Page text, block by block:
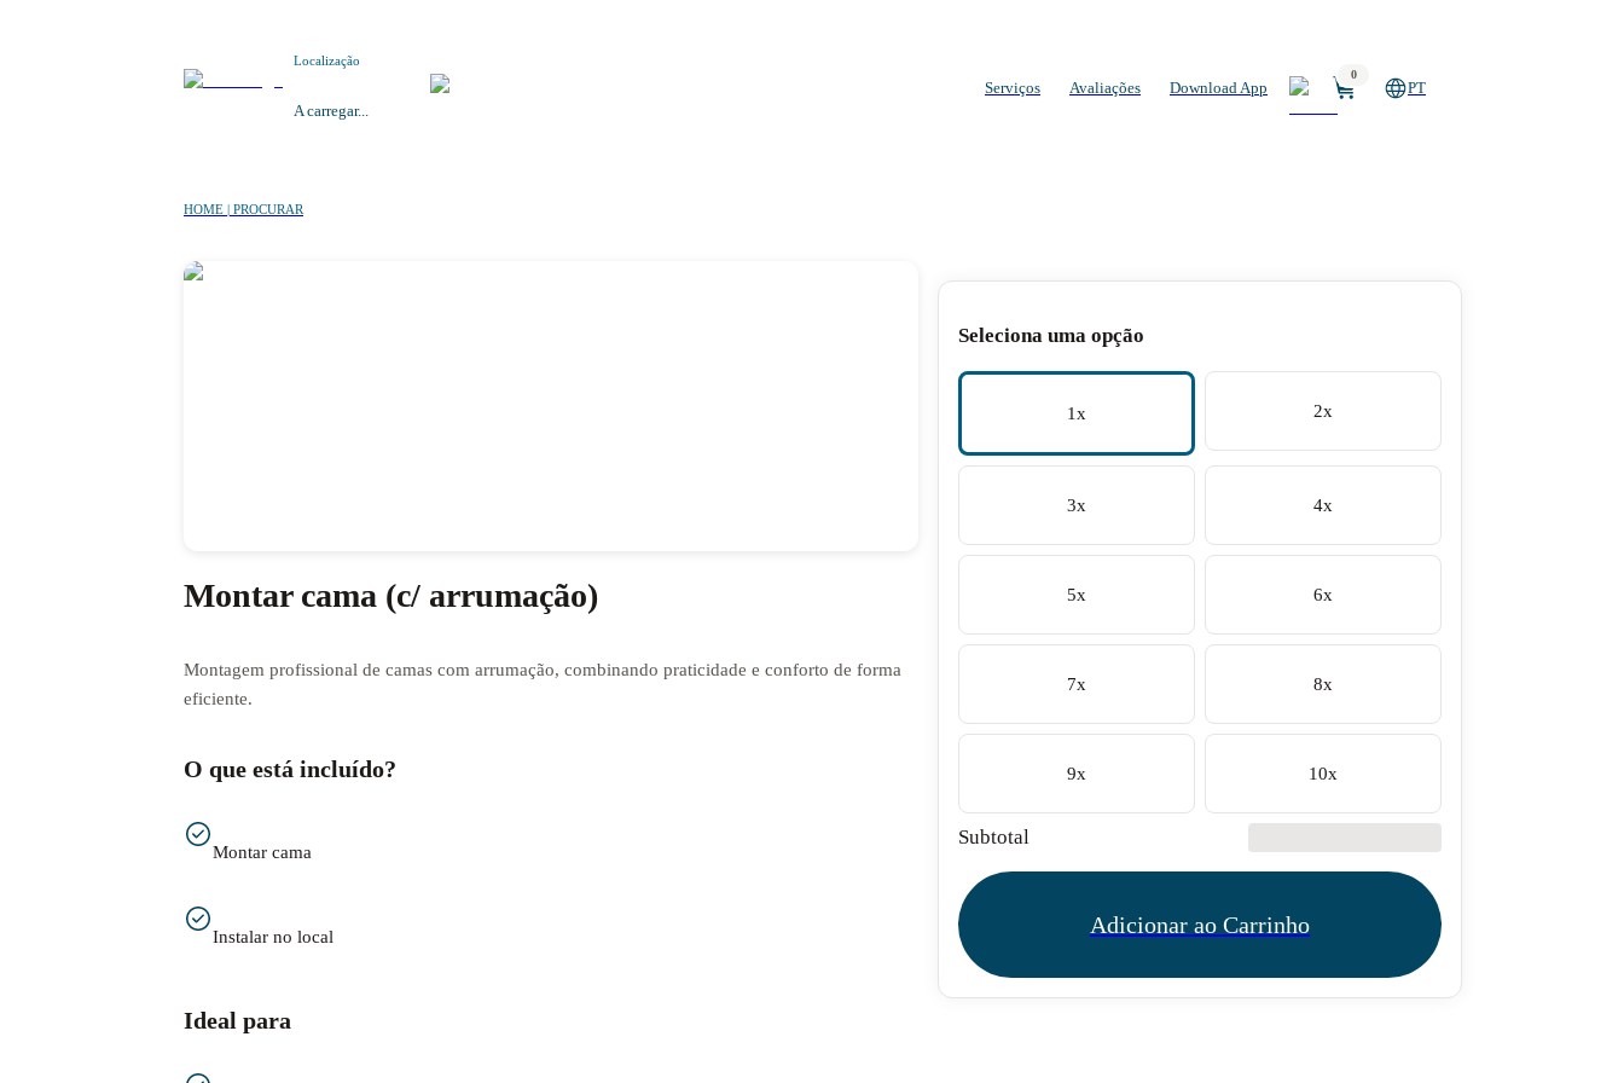
Localização
A carregar...
Serviços Avaliações Download App
0
PT
HOME | PROCURAR
Montar cama (c/ arrumação)
Montagem profissional de camas com arrumação, combinando praticidade e conforto de forma
eficiente.
O que está incluído?
Montar cama
Instalar no local
Ideal para
Seleciona uma opção
1x 2x
3x 4x
5x 6x
7x 8x
9x 10x
Subtotal
Adicionar ao Carrinho